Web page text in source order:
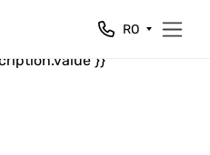
}}
}}
RO